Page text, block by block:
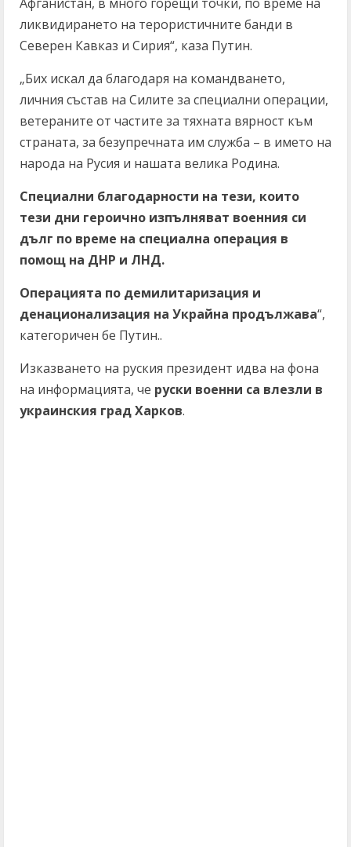
ликвидирането на терористичните банди в
Северен Кавказ и Сирия“, каза Путин.
„Бих искал да благодаря на командването,
личния състав на Силите за специални операции,
ветераните от частите за тяхната вярност към
страната, за безупречната им служба – в името на
народа на Русия и нашата велика Родина.
Специални благодарности на тези, които
тези дни героично изпълняват военния си
дълг по време на специална операция в
помощ на ДНР и ЛНД.
Операцията по демилитаризация и
денационализация на Украйна продължава“,
категоричен бе Путин..
Изказването на руския президент идва на фона
на информацията, че руски военни са влезли в
украинския град Харков.